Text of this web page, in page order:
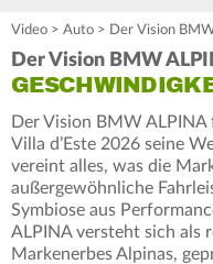
Video > Auto > Der Vision
Der Vision BMW
Der Vision BMW ALPINA
Villa d’Este 2026 seine
vereint alles, was die
außergewöhnliche
Symbiose aus
ALPINA versteht sich als
Markenerbes Alpinas,